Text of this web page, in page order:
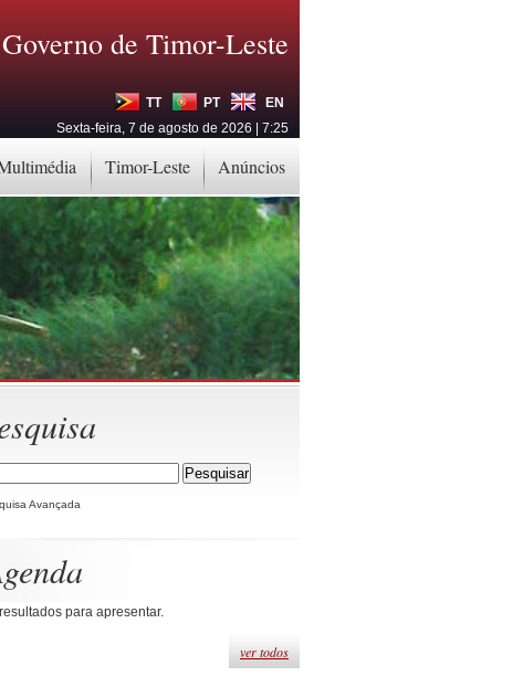
Timor-Leste Anúncios
Governo de Timor-Leste
TT PT
EN
Sexta-feira, 7 de agosto de 2026 | 7:25
Avançada
para apresentar.
ver todos